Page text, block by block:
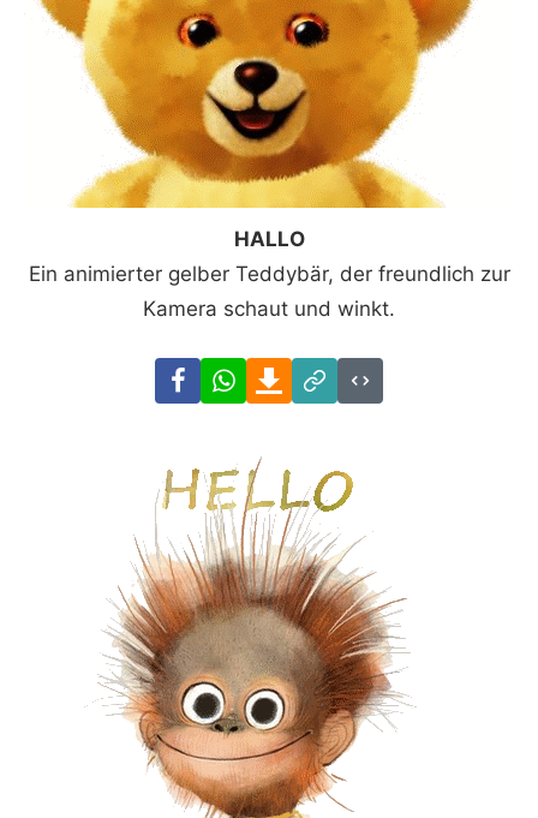
HALLO
Ein animierter gelber Teddybär, der freundlich zur
Kamera schaut und winkt.
FacebookWhatsAppDownload
Link
Code